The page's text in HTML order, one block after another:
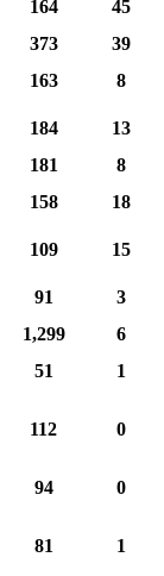
164 45
373 39
163 8
184 13
181 8
158 18
109 15
91 3
1,299 6
51 1
112 0
94 0
81 1